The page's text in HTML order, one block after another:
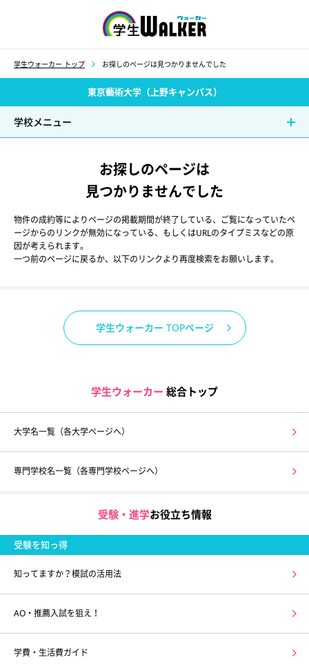
学生ウォーカー トップ お探しのページは見つかりませんでした
東京藝術大学（上野キャンパス）
学校メニュー
お探しのページは
見つかりませんでした
物件の成約等によりページの掲載期間が終了している、ご覧になっていたペ
ージからのリンクが無効になっている、もしくはURLのタイプミスなどの原
因が考えられます。
一つ前のページに戻るか、以下のリンクより再度検索をお願いします。
学生ウォーカー TOPページ
学生ウォーカー 総合トップ
大学名一覧（各大学ページへ）
専門学校名一覧（各専門学校ページへ）
受験・進学お役立ち情報
受験を知っ得
知ってますか？模試の活用法
AO・推薦入試を狙え！
学費・生活費ガイド